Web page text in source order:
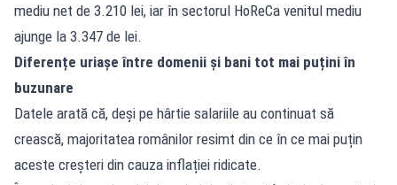
mediu net de 3.210 lei, iar în sectorul HoReCa venitul mediu
ajunge la 3.347 de lei.
Diferențe uriașe între domenii și bani tot mai puțini în
buzunare
Datele arată că, deși pe hârtie salariile au continuat să
crească, majoritatea românilor resimt din ce în ce mai puțin
aceste creșteri din cauza inflației ridicate.